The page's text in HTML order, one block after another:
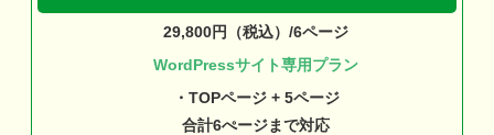
29,800円（税込）/6ページ
WordPressサイト専用プラン
・TOPページ + 5ページ
合計6ぺージまで対応